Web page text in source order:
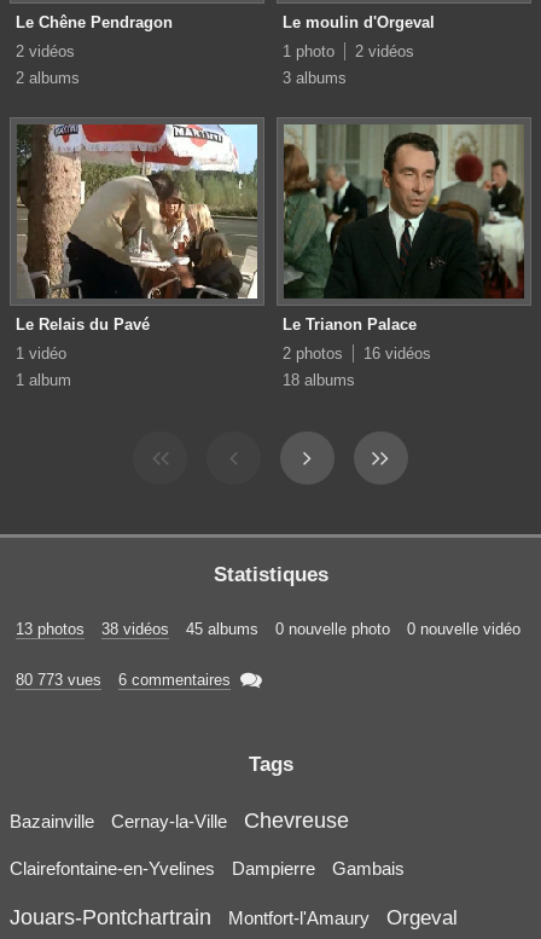
Le Chêne Pendragon
2 vidéos
2 albums
Le moulin d'Orgeval
1 photo
2 vidéos
3 albums
Le Relais du Pavé
1 vidéo
1 album
Le Trianon Palace
2 photos
16 vidéos
18 albums
Statistiques
13 photos 38 vidéos 45 albums 0 nouvelle photo 0 nouvelle vidéo
80 773 vues 6 commentaires 
Tags
Bazainville Cernay-la-Ville Chevreuse
Clairefontaine-en-Yvelines Dampierre Gambais
Jouars-Pontchartrain Montfort-l'Amaury Orgeval